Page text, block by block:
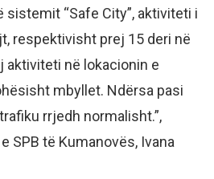
sistemit “Safe City”, aktiviteti i
respektivisht prej 15 deri në
aktiviteti në lokacionin e
mbyllet. Ndërsa pasi
rrjedh normalisht.”,
SPB të Kumanovës, Ivana